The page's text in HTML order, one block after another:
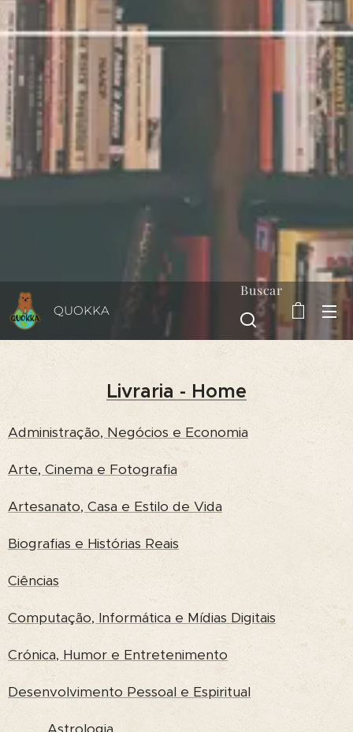
QUOKKA
Buscar
Livraria - Home
Administração, Negócios e Economia
Arte, Cinema e Fotografia
Artesanato, Casa e Estilo de Vida
Biografias e Histórias Reais
Ciências
Computação, Informática e Mídias Digitais
Crónica, Humor e Entretenimento
Desenvolvimento Pessoal e Espiritual